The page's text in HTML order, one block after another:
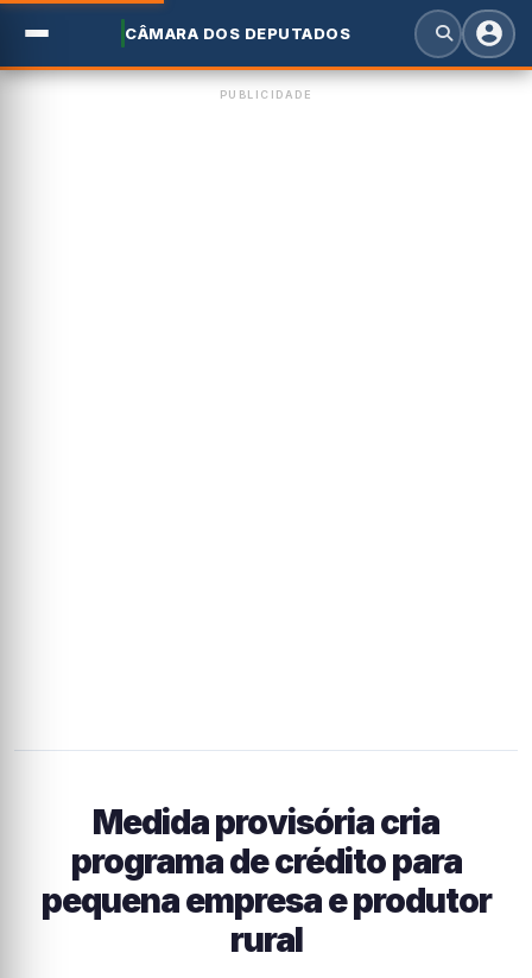
CÂMARA DOS DEPUTADOS
PUBLICIDADE
Medida provisória cria
programa de crédito para
pequena empresa e produtor
rural